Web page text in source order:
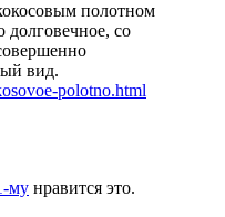
полотном
долговечное, со
вид.
polotno.html
му нравится это.